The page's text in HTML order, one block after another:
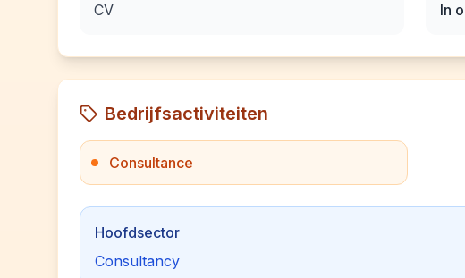
CV
In
Bedrijfsactiviteiten
Consultance
Hoofdsector
Consultancy